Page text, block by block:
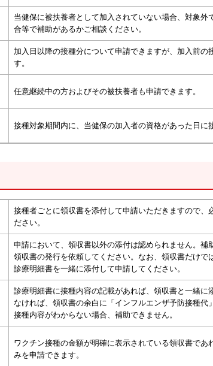
当健保に被扶養者として加入されていない場合、対象外
合等で補助があるかご相談ください。
加入日以降の接種分について申請できますが、加入前の
す。
任意継続中の方およびその被扶養者も申請できます。
接種対象期間内に、当健保の加入者の資格があった日に
接種者ごとに領収書を添付して申請いただきますので、
ださい。
申請において、領収書以外の添付は認められません。補
領収書の発行を依頼してください。なお、領収書だけで
診療明細書を一緒に添付して申請してください。
診療明細書に接種内容の記載があれば、領収書と一緒に
なければ、領収書の余白に「インフルエンザ予防接種代
接種内容がわからない場合、補助できません。
ワクチン接種の金額が明確に表示されている領収書であ
みを申請できます。